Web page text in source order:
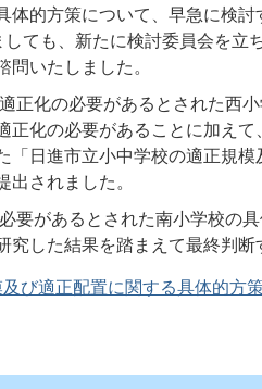
体的方策について、早急に検討
ても、新たに検討委員会を立
いたしました。
化の必要があるとされた西
正化の必要があることに加え
「日進市立小中学校の適正規
されました。
があるとされた南小学校の
した結果を踏まえて最終判断
び適正配置に関する具体的方